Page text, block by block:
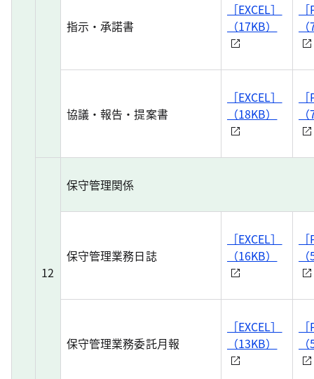
指示・承諾書
［EXCEL］
（17KB）
協議・報告・提案書
［EXCEL］
（18KB）
12
保守管理関係
保守管理業務日誌
［EXCEL］
（16KB）
保守管理業務委託月報
［EXCEL］
（13KB）